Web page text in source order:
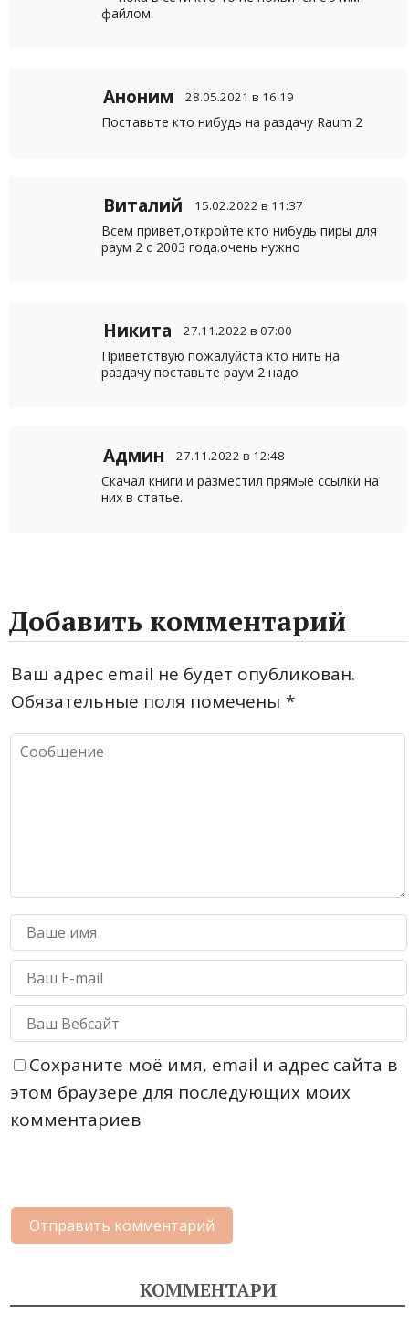
файлом.
Аноним 28.05.2021 в 16:19
Поставьте кто нибудь на раздачу Raum 2
Виталий 15.02.2022 в 11:37
Всем привет,откройте кто нибудь пиры для
раум 2 с 2003 года.очень нужно
Никита 27.11.2022 в 07:00
Приветствую пожалуйста кто нить на
раздачу поставьте раум 2 надо
Админ 27.11.2022 в 12:48
Скачал книги и разместил прямые ссылки на
них в статье.
Добавить комментарий
Ваш адрес email не будет опубликован.
Обязательные поля помечены *
Сохраните моё имя, email и адрес сайта в
этом браузере для последующих моих
комментариев
КОММЕНТАРИ